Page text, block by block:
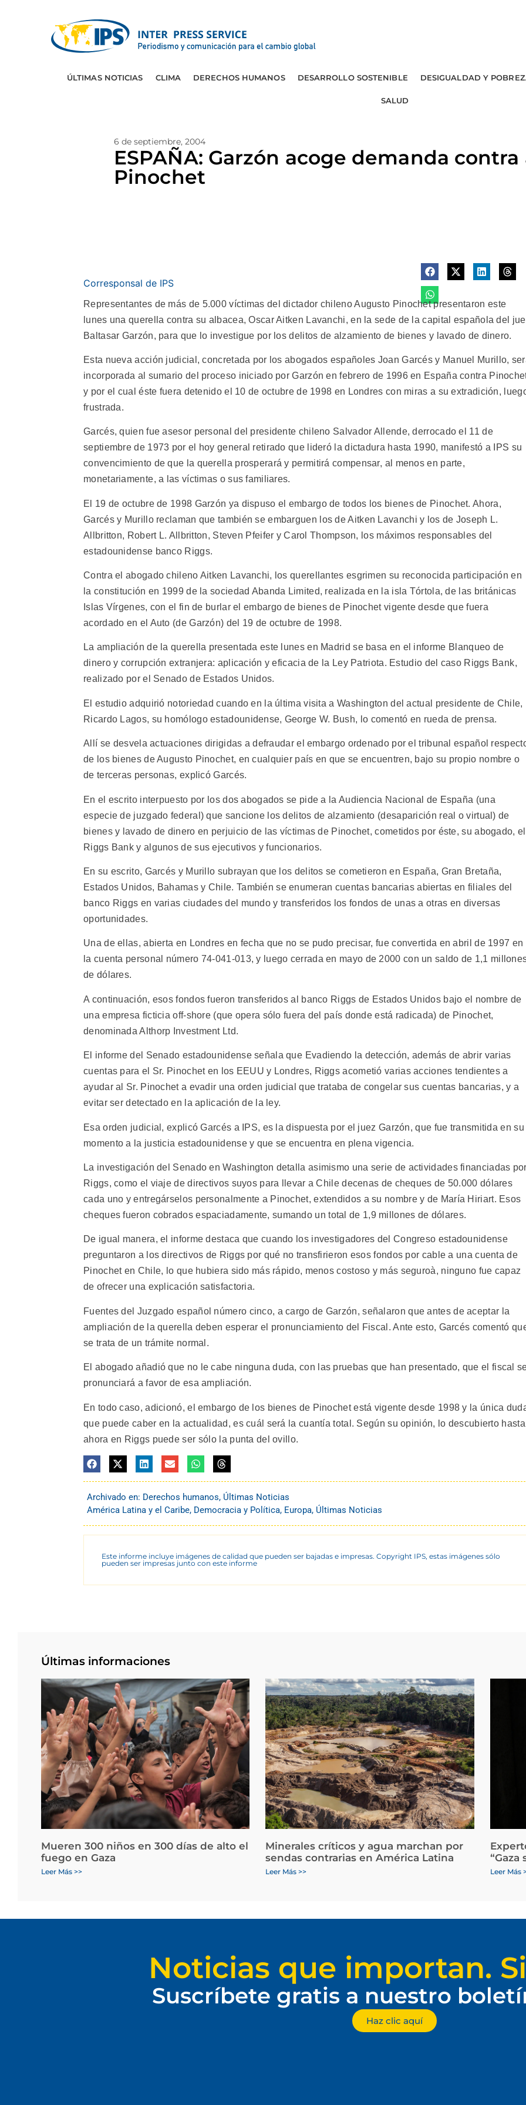
ÚLTIMAS NOTICIAS CLIMA DERECHOS HUMANOS DESARROLLO SOSTENIBLE DESIGUALDAD Y
SALUD
6 de septiembre, 2004
ESPAÑA: Garzón acoge demanda
Pinochet
Corresponsal de IPS
Representantes de más de 5.000 víctimas del dictador chileno Augusto Pinochet presentaron este
lunes una querella contra su albacea, Oscar Aitken Lavanchi, en la sede de la capital española del
Baltasar Garzón, para que lo investigue por los delitos de alzamiento de bienes y lavado de dinero.
Esta nueva acción judicial, concretada por los abogados españoles Joan Garcés y Manuel Murillo,
incorporada al sumario del proceso iniciado por Garzón en febrero de 1996 en España contra
y por el cual éste fuera detenido el 10 de octubre de 1998 en Londres con miras a su extradición,
frustrada.
Garcés, quien fue asesor personal del presidente chileno Salvador Allende, derrocado el 11 de
septiembre de 1973 por el hoy general retirado que lideró la dictadura hasta 1990, manifestó a IPS su
convencimiento de que la querella prosperará y permitirá compensar, al menos en parte,
monetariamente, a las víctimas o sus familiares.
El 19 de octubre de 1998 Garzón ya dispuso el embargo de todos los bienes de Pinochet. Ahora,
Garcés y Murillo reclaman que también se embarguen los de Aitken Lavanchi y los de Joseph L.
Allbritton, Robert L. Allbritton, Steven Pfeifer y Carol Thompson, los máximos responsables del
estadounidense banco Riggs.
Contra el abogado chileno Aitken Lavanchi, los querellantes esgrimen su reconocida participación en
la constitución en 1999 de la sociedad Abanda Limited, realizada en la isla Tórtola, de las británicas
Islas Vírgenes, con el fin de burlar el embargo de bienes de Pinochet vigente desde que fuera
acordado en el Auto (de Garzón) del 19 de octubre de 1998.
La ampliación de la querella presentada este lunes en Madrid se basa en el informe Blanqueo de
dinero y corrupción extranjera: aplicación y eficacia de la Ley Patriota. Estudio del caso Riggs Bank,
realizado por el Senado de Estados Unidos.
El estudio adquirió notoriedad cuando en la última visita a Washington del actual presidente de Chile,
Ricardo Lagos, su homólogo estadounidense, George W. Bush, lo comentó en rueda de prensa.
Allí se desvela actuaciones dirigidas a defraudar el embargo ordenado por el tribunal español
de los bienes de Augusto Pinochet, en cualquier país en que se encuentren, bajo su propio nombre o
de terceras personas, explicó Garcés.
En el escrito interpuesto por los dos abogados se pide a la Audiencia Nacional de España (una
especie de juzgado federal) que sancione los delitos de alzamiento (desaparición real o virtual) de
bienes y lavado de dinero en perjuicio de las víctimas de Pinochet, cometidos por éste, su abogado, el
Riggs Bank y algunos de sus ejecutivos y funcionarios.
En su escrito, Garcés y Murillo subrayan que los delitos se cometieron en España, Gran Bretaña,
Estados Unidos, Bahamas y Chile. También se enumeran cuentas bancarias abiertas en filiales del
banco Riggs en varias ciudades del mundo y transferidos los fondos de unas a otras en diversas
oportunidades.
Una de ellas, abierta en Londres en fecha que no se pudo precisar, fue convertida en abril de 1997 en
la cuenta personal número 74-041-013, y luego cerrada en mayo de 2000 con un saldo de 1,1
de dólares.
A continuación, esos fondos fueron transferidos al banco Riggs de Estados Unidos bajo el nombre de
una empresa ficticia off-shore (que opera sólo fuera del país donde está radicada) de Pinochet,
denominada Althorp Investment Ltd.
El informe del Senado estadounidense señala que Evadiendo la detección, además de abrir varias
cuentas para el Sr. Pinochet en los EEUU y Londres, Riggs acometió varias acciones tendientes a
ayudar al Sr. Pinochet a evadir una orden judicial que trataba de congelar sus cuentas bancarias, y a
evitar ser detectado en la aplicación de la ley.
Esa orden judicial, explicó Garcés a IPS, es la dispuesta por el juez Garzón, que fue transmitida en su
momento a la justicia estadounidense y que se encuentra en plena vigencia.
La investigación del Senado en Washington detalla asimismo una serie de actividades financiadas
Riggs, como el viaje de directivos suyos para llevar a Chile decenas de cheques de 50.000 dólares
cada uno y entregárselos personalmente a Pinochet, extendidos a su nombre y de María Hiriart. Esos
cheques fueron cobrados espaciadamente, sumando un total de 1,9 millones de dólares.
De igual manera, el informe destaca que cuando los investigadores del Congreso estadounidense
preguntaron a los directivos de Riggs por qué no transfirieron esos fondos por cable a una cuenta de
Pinochet en Chile, lo que hubiera sido más rápido, menos costoso y más seguroà, ninguno fue capaz
de ofrecer una explicación satisfactoria.
Fuentes del Juzgado español número cinco, a cargo de Garzón, señalaron que antes de aceptar la
ampliación de la querella deben esperar el pronunciamiento del Fiscal. Ante esto, Garcés comentó
se trata de un trámite normal.
El abogado añadió que no le cabe ninguna duda, con las pruebas que han presentado, que el fiscal
pronunciará a favor de esa ampliación.
En todo caso, adicionó, el embargo de los bienes de Pinochet está vigente desde 1998 y la única
que puede caber en la actualidad, es cuál será la cuantía total. Según su opinión, lo descubierto hasta
ahora en Riggs puede ser sólo la punta del ovillo.
Archivado en: Derechos humanos, Últimas Noticias
América Latina y el Caribe, Democracia y Política, Europa, Últimas Noticias
Este informe incluye imágenes de calidad que pueden ser bajadas e impresas. Copyright IPS, estas imágenes sólo
pueden ser impresas junto con este informe
Últimas informaciones
Mueren 300 niños en 300 días de alto el
fuego en Gaza
Leer Más >>
Minerales críticos y agua marchan por
sendas contrarias en América Latina
Leer Más >>
“Gaza
Leer Más
Noticias que importan.
Suscríbete gratis a nuestro
Haz clic aquí